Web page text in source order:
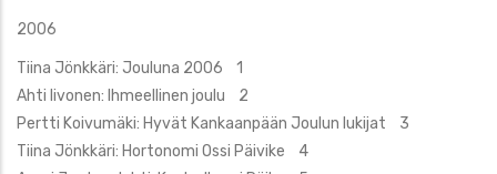
2006
Tiina Jönkkäri: Jouluna 2006 1
Ahti Iivonen: Ihmeellinen joulu 2
Pertti Koivumäki: Hyvät Kankaanpään Joulun lukijat 3
Tiina Jönkkäri: Hortonomi Ossi Päivike 4